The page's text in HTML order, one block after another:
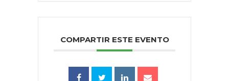
COMPARTIR ESTE EVENTO